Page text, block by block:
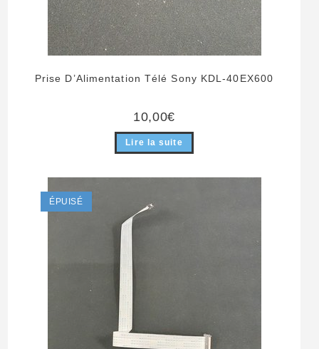
Prise D’Alimentation Télé Sony KDL-40EX600
10,00€
Lire la suite
ÉPUISÉ